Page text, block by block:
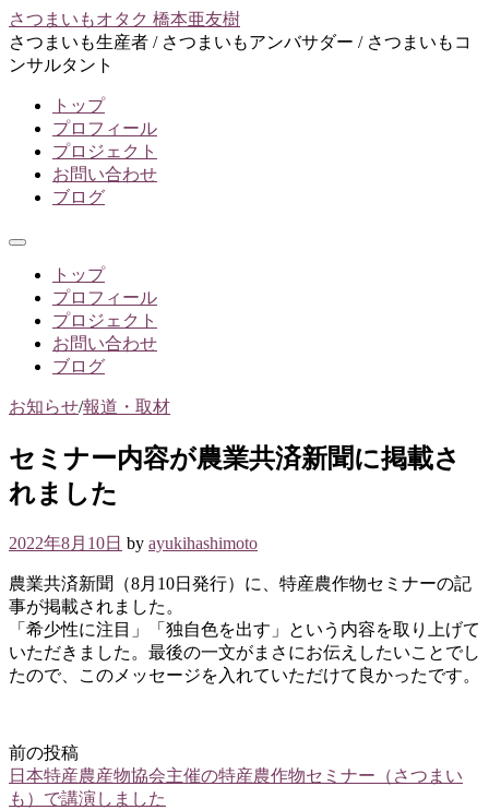
コ
ン
テ
さつまいもオタク 橋本亜友樹
さつまいも生産者 / さつまいもアンバサダー / さつまいもコ
ンサルタント
トップ
プロフィール
プロジェクト
お問い合わせ
ブログ
メ
トップ
プロフィール
プロジェクト
お問い合わせ
ブログ
お知らせ/報道・取材
セミナー内容が農業共済新聞に掲載さ
れました
2022年8月10日 by ayukihashimoto
農業共済新聞（8月10日発行）に、特産農作物セミナーの記
事が掲載されました。
「希少性に注目」「独自色を出す」という内容を取り上げて
いただきました。最後の一文がまさにお伝えしたいことでし
たので、このメッセージを入れていただけて良かったです。
投
稿
前の投稿
日本特産農産物協会主催の特産農作物セミナー（さつまい
も）で講演しました